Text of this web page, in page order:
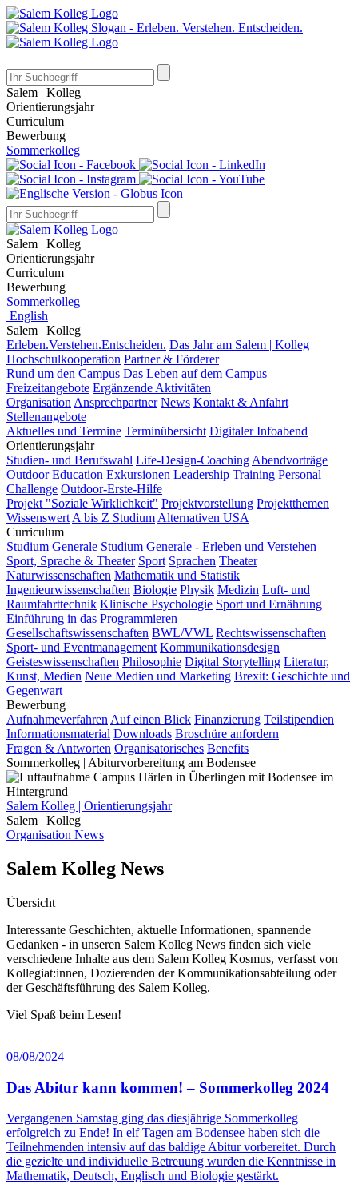
Salem | Kolleg
Orientierungsjahr
Curriculum
Bewerbung
Sommerkolleg
Salem | Kolleg
Orientierungsjahr
Curriculum
Bewerbung
Sommerkolleg
English
Salem | Kolleg
Erleben.Verstehen.Entscheiden. Das Jahr am Salem | Kolleg
Hochschulkooperation Partner & Förderer
Rund um den Campus Das Leben auf dem Campus
Freizeitangebote Ergänzende Aktivitäten
Organisation Ansprechpartner News Kontakt & Anfahrt
Stellenangebote
Aktuelles und Termine Terminübersicht Digitaler Infoabend
Orientierungsjahr
Studien- und Berufswahl Life-Design-Coaching Abendvorträge
Outdoor Education Exkursionen Leadership Training Personal
Challenge Outdoor-Erste-Hilfe
Projekt "Soziale Wirklichkeit" Projektvorstellung Projektthemen
Wissenswert A bis Z Studium Alternativen USA
Curriculum
Studium Generale Studium Generale - Erleben und Verstehen
Sport, Sprache & Theater Sport Sprachen Theater
Naturwissenschaften Mathematik und Statistik
Ingenieurwissenschaften Biologie Physik Medizin Luft- und
Raumfahrttechnik Klinische Psychologie Sport und Ernährung
Einführung in das Programmieren
Gesellschaftswissenschaften BWL/VWL Rechtswissenschaften
Sport- und Eventmanagement Kommunikationsdesign
Geisteswissenschaften Philosophie Digital Storytelling Literatur,
Kunst, Medien Neue Medien und Marketing Brexit: Geschichte und
Gegenwart
Bewerbung
Aufnahmeverfahren Auf einen Blick Finanzierung Teilstipendien
Informationsmaterial Downloads Broschüre anfordern
Fragen & Antworten Organisatorisches Benefits
Sommerkolleg | Abiturvorbereitung am Bodensee
Salem Kolleg | Orientierungsjahr
Salem | Kolleg
Organisation News
Salem Kolleg News
Übersicht
Interessante Geschichten, aktuelle Informationen, spannende
Gedanken - in unseren Salem Kolleg News finden sich viele
verschiedene Inhalte aus dem Salem Kolleg Kosmus, verfasst von
Kollegiat:innen, Dozierenden der Kommunikationsabteilung oder
der Geschäftsführung des Salem Kolleg.
Viel Spaß beim Lesen!
08/08/2024
Das Abitur kann kommen! – Sommerkolleg 2024
Vergangenen Samstag ging das diesjährige Sommerkolleg
erfolgreich zu Ende! In elf Tagen am Bodensee haben sich die
Teilnehmenden intensiv auf das baldige Abitur vorbereitet. Durch
die gezielte und individuelle Betreuung wurden die Kenntnisse in
Mathematik, Deutsch, Englisch und Biologie gestärkt.